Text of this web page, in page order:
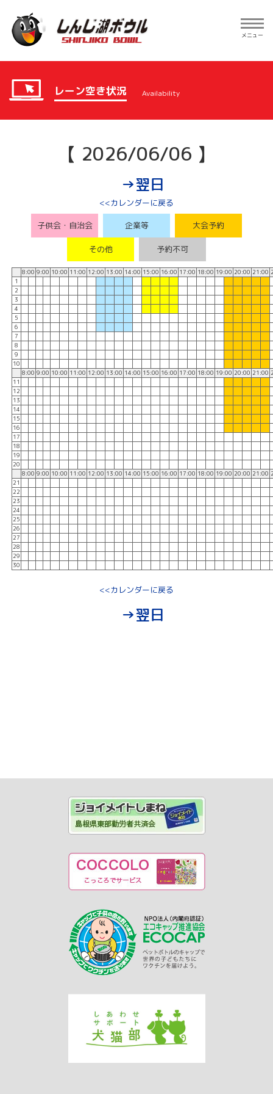
Toggle
メニュー
レーン空き状況 Availability
【 2026/06/06 】
→翌日
<<カレンダーに戻る
子供会・自治会 企業等 大会予約
その他 予約不可
8:00 9:00 10:00 11:00 12:00 13:00 14:00 15:00 16:00 17:00 18:00 19:00 20:00 21:00
1
2
3
4
5
6
7
8
9
10
8:00 9:00 10:00 11:00 12:00 13:00 14:00 15:00 16:00 17:00 18:00 19:00 20:00 21:00
11
12
13
14
15
16
17
18
19
20
8:00 9:00 10:00 11:00 12:00 13:00 14:00 15:00 16:00 17:00 18:00 19:00 20:00 21:00
21
22
23
24
25
26
27
28
29
30
<<カレンダーに戻る
→翌日